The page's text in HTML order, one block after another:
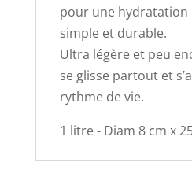
pour une
simple et durable.
Ultra légère et peu
se glisse partout et
rythme de vie.
1 litre - Diam 8 cm x